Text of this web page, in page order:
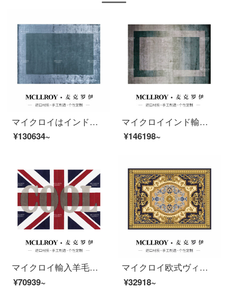
マイクロイはインドから輸入した後、現代で簡単で贅沢な北欧の新しい中国式ヨーロッパ式のリビングルームのソファーのお茶の毛布のベッドルームの床に手作りのハイエンドの羊毛プラスシルクのじゅうたんJ 304-1【インド輸入の天糸】30000 MM*40000 MM
¥130634~
マイクロイインド輸入手編みのグラデーション現代簡単で、軽い贅沢なリビングルームのソファーのお茶の毛布部屋のベッドルームのベッドルームのベッドの前のタペストリーのハイエンドカーペットTS 001-1【インド輸入天糸】3000 MM*400 MM
¥146198~
マイクロイ輸入羊毛カスタムシンプルで現代的なアメリカ式シンプルなヨーロッパ式イギリスのアメリカンフラッグルームソファティーマット寝室の部屋のベッドの前にある子供部屋の畳カーペットJ 046-1【上質輸入羊毛】3*4 M
¥70939~
マイクロイ欧式ヴィンテージ豪華別荘アメリカンスタイルの新しい中国式のリビングルームのソファーのお茶の毛布の部屋のベッドルームのベッドサイドのタペストリーの畳のベッドの前には、カスタムカーペットO 004-2 3000 MM*400 MMが敷かれています。
¥32918~